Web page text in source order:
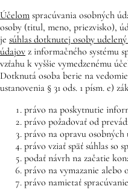
Účelom spracúvania osobných
osoby (titul, meno, priezvisko),
je súhlas dotknutej osoby
údajov z informačného systému
vzťahu k vyššie vymedzenému
Dotknutá osoba berie na
ustanovenia § 31 ods. 1 písm. e)
právo na poskytnutie
právo požadovať od
právo na opravu osobných
právo vziať späť súhlas so
podať návrh na začatie
právo na vymazanie alebo
právo namietať